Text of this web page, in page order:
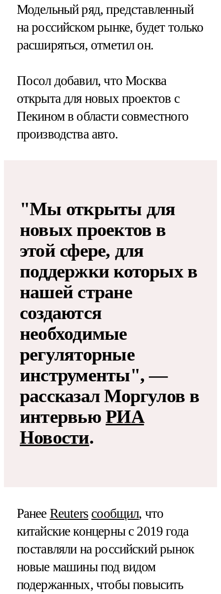
Модельный ряд, представленный
на российском рынке, будет только
расширяться, отметил он.
Посол добавил, что Москва
открыта для новых проектов с
Пекином в области совместного
производства авто.
"Мы открыты для
новых проектов в
этой сфере, для
поддержки которых в
нашей стране
создаются
необходимые
регуляторные
инструменты", —
рассказал Моргулов в
интервьюРИА
Новости.
Ранее Reuters сообщил, что
китайские концерны с 2019 года
поставляли на российский рынок
новые машины под видом
подержанных, чтобы повысить